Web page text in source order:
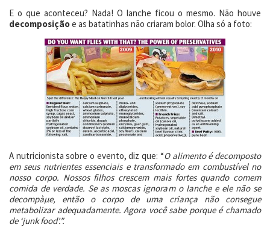
E o que aconteceu? Nada! O lanche ficou o mesmo. Não houve
decomposiçãoe as batatinhas não criaram bolor. Olha só a foto:
A nutricionista sobre o evento, diz que: “O alimento é decomposto
em seus nutrientes essenciais e transformado em combustível no
nosso corpo. Nossos filhos crescem mais fortes quando comem
comida de verdade. Se as moscas ignoram o lanche e ele não se
decompàµe, então o corpo de uma criança não consegue
metabolizar adequadamente. Agora você sabe porque é chamado
de ‘junk food’.”.